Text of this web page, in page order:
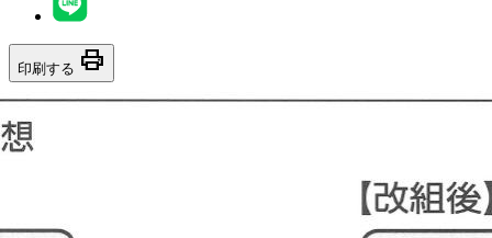
印刷する print